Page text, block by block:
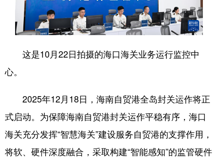
这是10月22日拍摄的海口海关业务运行监控中
心。
2025年12月18日，海南自贸港全岛封关运作将正
式启动。为保障海南自贸港封关运作平稳有序，海口
海关充分发挥“智慧海关”建设服务自贸港的支撑作用，
将软、硬件深度融合，采取构建“智能感知”的监管硬件